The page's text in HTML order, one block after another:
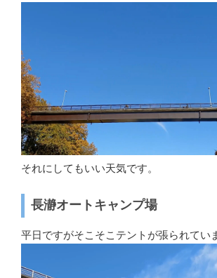
それにしてもいい天気です。
長瀞オートキャンプ場
平日ですがそこそこテントが張られてい